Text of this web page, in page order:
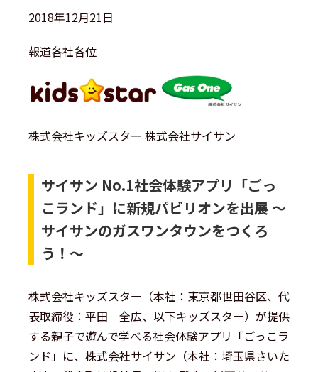
2018年12月21日
報道各社各位
株式会社キッズスター 株式会社サイサン
サイサン No.1社会体験アプリ「ごっ
こランド」に新規パビリオンを出展 〜
サイサンのガスワンタウンをつくろ
う！〜
株式会社キッズスター（本社：東京都世田谷区、代
表取締役：平田 全広、以下キッズスター）が提供
する親子で遊んで学べる社会体験アプリ「ごっこラ
ンド」に、株式会社サイサン（本社：埼玉県さいた